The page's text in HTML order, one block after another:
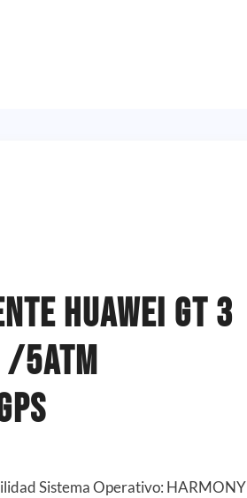
Huawei Gt 3
/5atm
Sistema Operativo: HARMONY